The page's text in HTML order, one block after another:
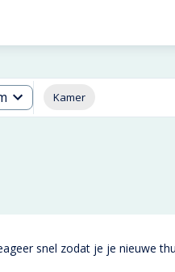
Kamer
snel zodat je je nieuwe